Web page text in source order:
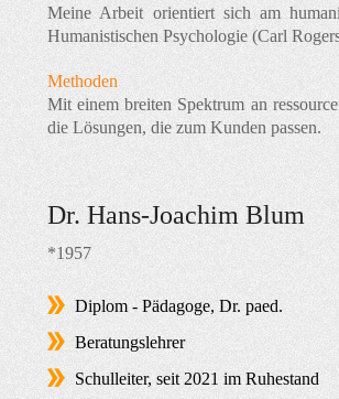
Meine Arbeit orientiert sich am
Humanistischen Psychologie (Carl
Methoden
Mit einem breiten Spektrum an
die Lösungen, die zum Kunden passen.
Dr. Hans-Joachim Blum
*1957
Diplom - Pädagoge, Dr. paed.
Beratungslehrer
Schulleiter, seit 2021 im Ruhestand